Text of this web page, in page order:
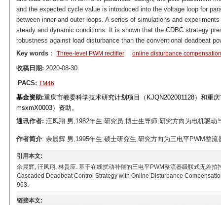
and the expected cycle value is introduced into the voltage loop for
between inner and outer loops. A series of simulations and
steady and dynamic conditions. It is shown that the CDBC strategy
robustness against load disturbance than the conventional deadbeat
Key words： Three-level PWM rectifier online disturbance compensation
收稿日期: 2020-08-30
PACS: TM46
基金资助:重庆市教委科学技术研究计划项目（KJQN202001128）和重
msxmX0003）资助。
通讯作者: 汪凤翔 男,1982年生,研究员,博士生导师,研究方向为电机驱
作者简介: 余晨辉 男,1995年生,硕士研究生,研究方向为三电平PWM整
引用本文:
余晨辉, 汪凤翔, 林贵应. 基于在线扰动补偿的三电平PWM整流器级联式无差
Cascaded Deadbeat Control Strategy with Online Disturbance
963.
链接本文: